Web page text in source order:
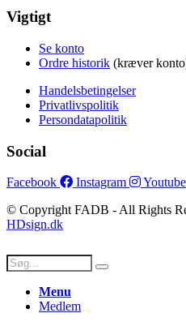
Vigtigt
Se konto
Ordre historik (kræver
Handelsbetingelser
Privatlivspolitik
Persondatapolitik
Social
Facebook Instagram
Youtube
© Copyright FADB - All Rights
HDsign.dk
Menu
Medlem